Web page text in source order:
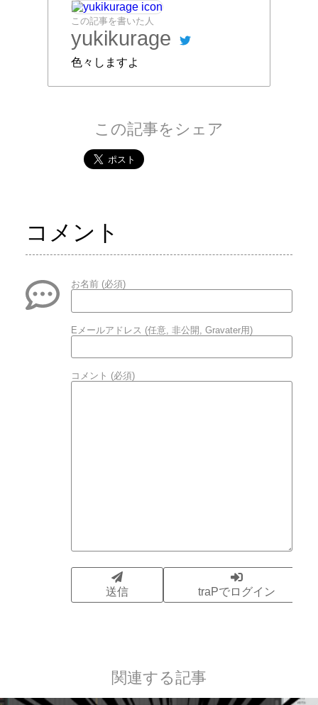
この記事を書いた人
yukikurage
色々しますよ
この記事をシェア
関連する記事